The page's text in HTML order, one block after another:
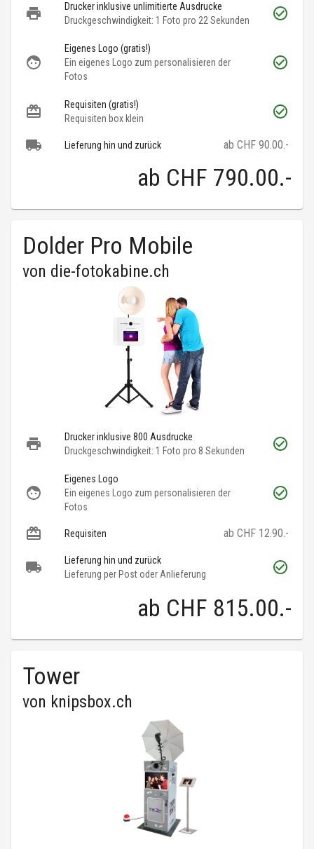
Drucker inklusive unlimitierte Ausdrucke
Druckgeschwindigkeit: 1 Foto pro 22 Sekunden
Eigenes Logo (gratis!)
Ein eigenes Logo zum personalisieren der
Fotos
Requisiten (gratis!)
Requisiten box klein
Lieferung hin und zurück ab CHF 90.00.-
ab CHF 790.00.-
Dolder Pro Mobile
von die-fotokabine.ch
Drucker inklusive 800 Ausdrucke
Druckgeschwindigkeit: 1 Foto pro 8 Sekunden
Eigenes Logo
Ein eigenes Logo zum personalisieren der
Fotos
Requisiten ab CHF 12.90.-
Lieferung hin und zurück
Lieferung per Post oder Anlieferung
ab CHF 815.00.-
Tower
von knipsbox.ch